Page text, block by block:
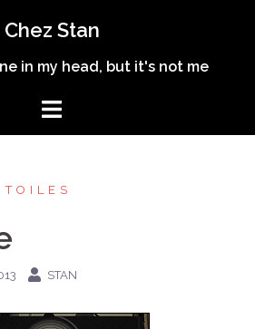
Chez Stan
in my head, but it's not me
TOILES
STAN